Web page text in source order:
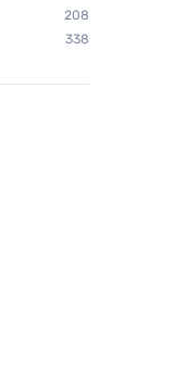
208
338